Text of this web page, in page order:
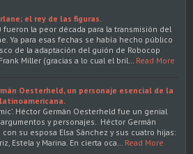
el rey de las figuras.
fueron la peor década para la transmisión del
Ya para esas fechas se había hecho público
de la adaptación del guión de Robocop
Miller (gracias a lo cual el bril…
Read More
Oesterheld, un personaje esencial de la
Héctor Germán Oesterheld fue un genial
y personajes. Héctor Germán
su esposa Elsa Sánchez y sus cuatro hijas:
Estela y Marina. En cierta oca…
Read More